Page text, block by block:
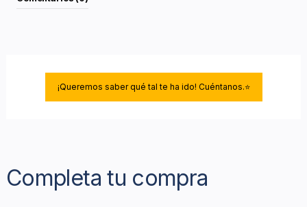
¡Queremos saber qué tal te ha ido! Cuéntanos.⭐
Completa tu compra